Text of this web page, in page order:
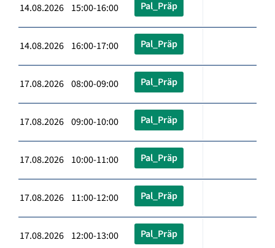
14.08.2026 15:00-16:00 Pal_Präp
14.08.2026 16:00-17:00 Pal_Präp
17.08.2026 08:00-09:00 Pal_Präp
17.08.2026 09:00-10:00 Pal_Präp
17.08.2026 10:00-11:00 Pal_Präp
17.08.2026 11:00-12:00 Pal_Präp
17.08.2026 12:00-13:00 Pal_Präp